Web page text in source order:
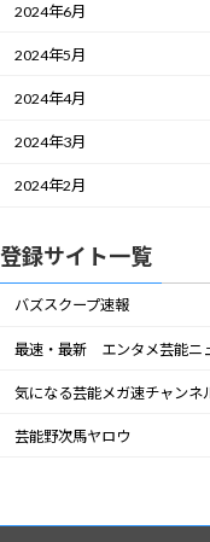
2024年6月
2024年5月
2024年4月
2024年3月
2024年2月
登録サイト一覧
バズスクープ速報
最速・最新 エンタメ芸能ニ
気になる芸能メガ速チャンネ
芸能野次馬ヤロウ